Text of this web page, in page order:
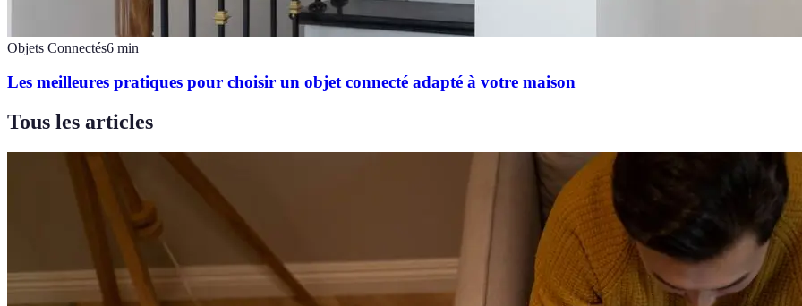
Objets Connectés6 min
Les meilleures pratiques pour choisir un objet connecté adapté à votre maison
Tous les articles